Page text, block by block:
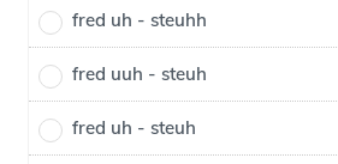
fred uh - steuhh
fred uuh - steuh
fred uh - steuh